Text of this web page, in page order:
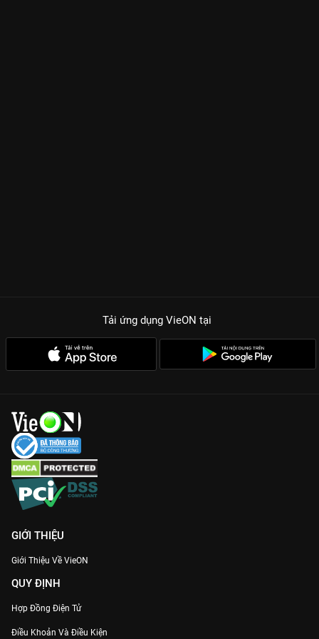
Tải ứng dụng VieON tại
GIỚI THIỆU
Giới Thiệu Về VieON
QUY ĐỊNH
Hợp Đồng Điện Tử
Điều Khoản Và Điều Kiện